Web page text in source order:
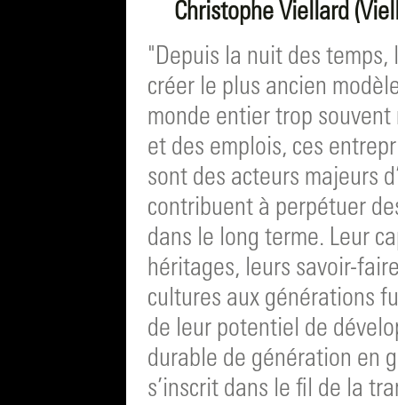
Christophe Viellard
"Depuis la nuit des
créer le plus ancien
monde entier trop souvent
et des emplois, ces
sont des acteurs majeurs
contribuent à perpétuer
dans le long terme. Leur
héritages, leurs savoir-
cultures aux générations
de leur potentiel de
durable de génération en
s’inscrit dans le fil de la